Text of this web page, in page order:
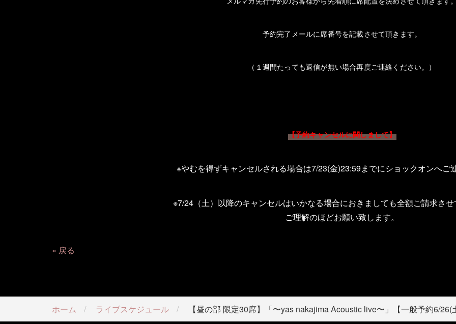
予約完了メールに席番号を記載させて頂きます。
（１週間たっても返信が無い場合再度ご連絡ください。）
【予約キャンセルに関しまして】
※やむを得ずキャンセルされる場合は7/23(金)23:59までにショックオンへご
※7/24 （土）以降のキャンセルはいかなる場合におきましても全額ご請求さ
ご理解のほどお願い致します。
戻る
ホーム ライブスケジュール 【昼の部 限定30席】「〜yas nakajima Acoustic live〜」【一般予約6/